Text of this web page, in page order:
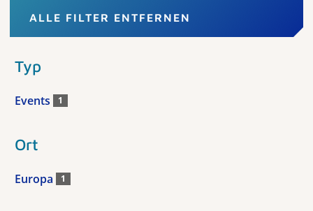
ALLE FILTER ENTFERNEN
Typ
Events 1
Ort
Europa 1